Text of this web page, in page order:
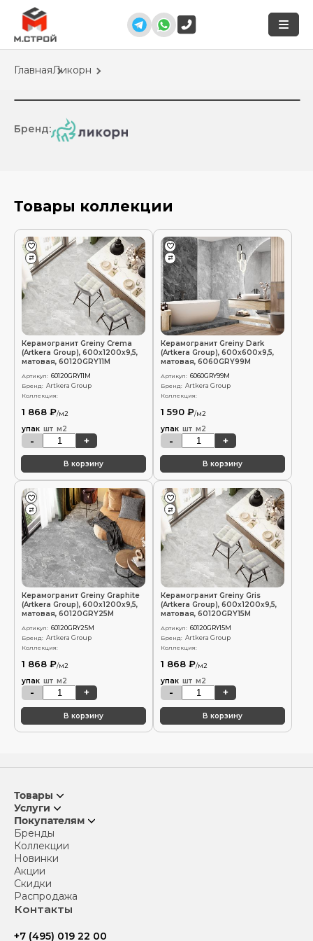
ГлавнаяЛикорн
Бренд:
Товары коллекции
Керамогранит Greiny Crema
(Artkera Group), 600x1200x9,5,
матовая, 60120GRY11M
Артикул: 60120GRY11M
Бренд: Artkera Group
Коллекция:
1 868 ₽/м2
упак шт м2
- +
В корзину
Керамогранит Greiny Dark
(Artkera Group), 600x600x9,5,
матовая, 6060GRY99M
Артикул: 6060GRY99M
Бренд: Artkera Group
Коллекция:
1 590 ₽/м2
упак шт м2
- +
В корзину
Керамогранит Greiny Graphite
(Artkera Group), 600x1200x9,5,
матовая, 60120GRY25M
Артикул: 60120GRY25M
Бренд: Artkera Group
Коллекция:
1 868 ₽/м2
упак шт м2
- +
В корзину
Керамогранит Greiny Gris
(Artkera Group), 600x1200x9,5,
матовая, 60120GRY15M
Артикул: 60120GRY15M
Бренд: Artkera Group
Коллекция:
1 868 ₽/м2
упак шт м2
- +
В корзину
Товары
Услуги
Покупателям
Бренды
Коллекции
Новинки
Акции
Скидки
Распродажа
Контакты
+7 (495) 019 22 00